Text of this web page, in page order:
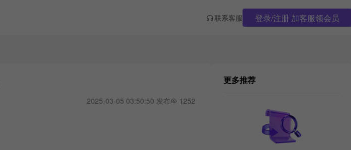
联系客服 登录/注册 加客服领会员
2025-03-05 03:50:50 发布 1252
更多推荐